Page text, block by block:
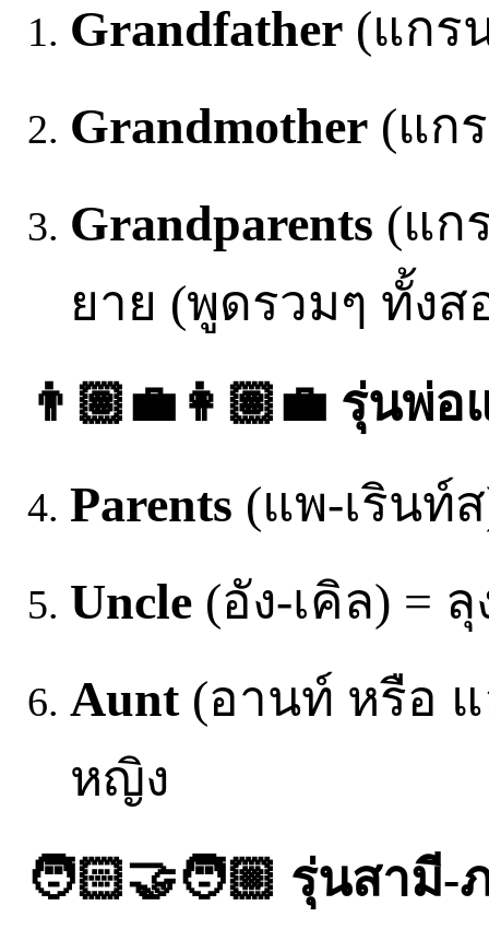
Grandfather (แกร
Grandmother (แก
Grandparents (แก
ยาย (พูดรวมๆ ทั้งส
👨🏽‍💼👩🏽‍💼 รุ่นพ่
Parents (แพ-เรินท์
Uncle (อัง-เคิล) =
Aunt(อานท์ หรือ
หญิง
🧑🏻‍🤝‍🧑🏼 รุ่นสามี-